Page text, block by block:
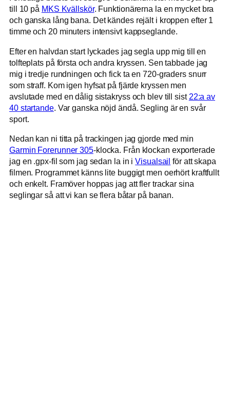
till 10 på MKS Kvällskör. Funktionärerna la en mycket bra
och ganska lång bana. Det kändes rejält i kroppen efter 1
timme och 20 minuters intensivt kappseglande.
Efter en halvdan start lyckades jag segla upp mig till en
tolfteplats på första och andra kryssen. Sen tabbade jag
mig i tredje rundningen och fick ta en 720-graders snurr
som straff. Kom igen hyfsat på fjärde kryssen men
avslutade med en dålig sistakryss och blev till sist 22:a av
40 startande. Var ganska nöjd ändå. Segling är en svår
sport.
Nedan kan ni titta på trackingen jag gjorde med min
Garmin Forerunner 305-klocka. Från klockan exporterade
jag en .gpx-fil som jag sedan la in iVisualsail för att skapa
filmen. Programmet känns lite buggigt men oerhört kraftfullt
och enkelt. Framöver hoppas jag att fler trackar sina
seglingar så att vi kan se flera båtar på banan.